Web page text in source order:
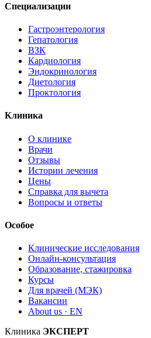
Специализации
Гастроэнтерология
Гепатология
ВЗК
Кардиология
Эндокринология
Диетология
Проктология
Клиника
О клинике
Врачи
Отзывы
Истории лечения
Цены
Справка для вычета
Вопросы и ответы
Особое
Клинические исследования
Онлайн-консультация
Образование, стажировка
Курсы
Для врачей (МЭК)
Вакансии
About us · EN
Клиника ЭКСПЕРТ